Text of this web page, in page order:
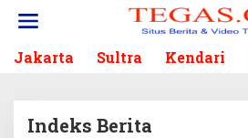
Jakarta Sultra Kendari
Indeks Berita